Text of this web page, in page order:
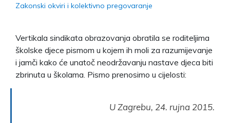
Zakonski okviri i kolektivno pregovaranje
Vertikala sindikata obrazovanja obratila se roditeljima
školske djece pismom u kojem ih moli za razumijevanje
i jamči kako će unatoč neodržavanju nastave djeca biti
zbrinuta u školama. Pismo prenosimo u cijelosti:
U Zagrebu, 24. rujna 2015.